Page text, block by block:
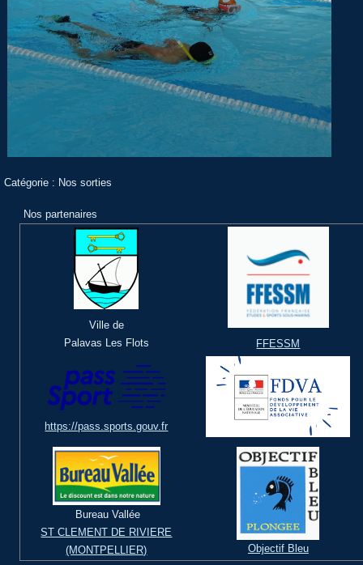
Catégorie : Nos sorties
Nos partenaires
Ville de
Palavas Les Flots
FFESSM
https://pass.sports.gouv.fr
Bureau Vallée
ST CLEMENT DE RIVIERE
(MONTPELLIER)
Objectif Bleu